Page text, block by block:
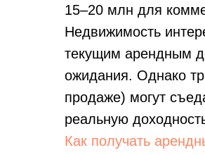
15–20 млн для
Недвижимость
текущим арендным
ожидания. Однако
продаже) могут
реальную
Как получать